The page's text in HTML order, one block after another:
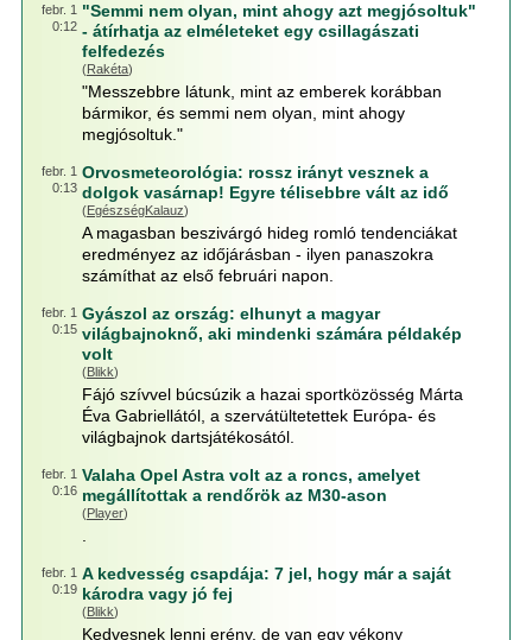
febr. 1
0:12
"Semmi nem olyan, mint ahogy azt megjósoltuk"
- átírhatja az elméleteket egy csillagászati
felfedezés
(Rakéta)
"Messzebbre látunk, mint az emberek korábban
bármikor, és semmi nem olyan, mint ahogy
megjósoltuk."
febr. 1
0:13
Orvosmeteorológia: rossz irányt vesznek a
dolgok vasárnap! Egyre télisebbre vált az idő
(EgészségKalauz)
A magasban beszivárgó hideg romló tendenciákat
eredményez az időjárásban - ilyen panaszokra
számíthat az első februári napon.
febr. 1
0:15
Gyászol az ország: elhunyt a magyar
világbajnoknő, aki mindenki számára példakép
volt
(Blikk)
Fájó szívvel búcsúzik a hazai sportközösség Márta
Éva Gabriellától, a szervátültetettek Európa- és
világbajnok dartsjátékosától.
febr. 1
0:16
Valaha Opel Astra volt az a roncs, amelyet
megállítottak a rendőrök az M30-ason
(Player)
febr. 1
0:19
A kedvesség csapdája: 7 jel, hogy már a saját
károdra vagy jó fej
(Blikk)
Kedvesnek lenni erény, de van egy vékony